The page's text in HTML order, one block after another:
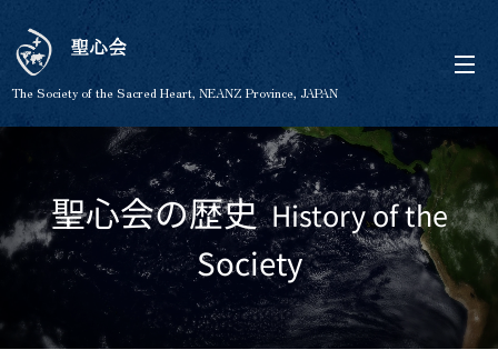
聖心会
The Society of the Sacred Heart, NEANZ Province, JAPAN
聖心会の歴史 History of the
Society